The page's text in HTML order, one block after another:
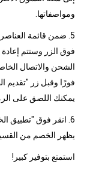
ومواصفاتها.
5. ضمن قائمة
فوق الزر وستتم
الشحن والاتصال
فورًا وقبل زر
يمكنك اللصق على
6. انقر فوق "تطبيق
يظهر الخصم من
استمتع بتوفير كبير!